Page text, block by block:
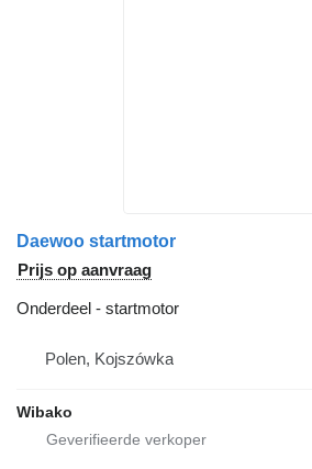
Daewoo startmotor
Prijs op aanvraag
Onderdeel - startmotor
Polen, Kojszówka
Wibako